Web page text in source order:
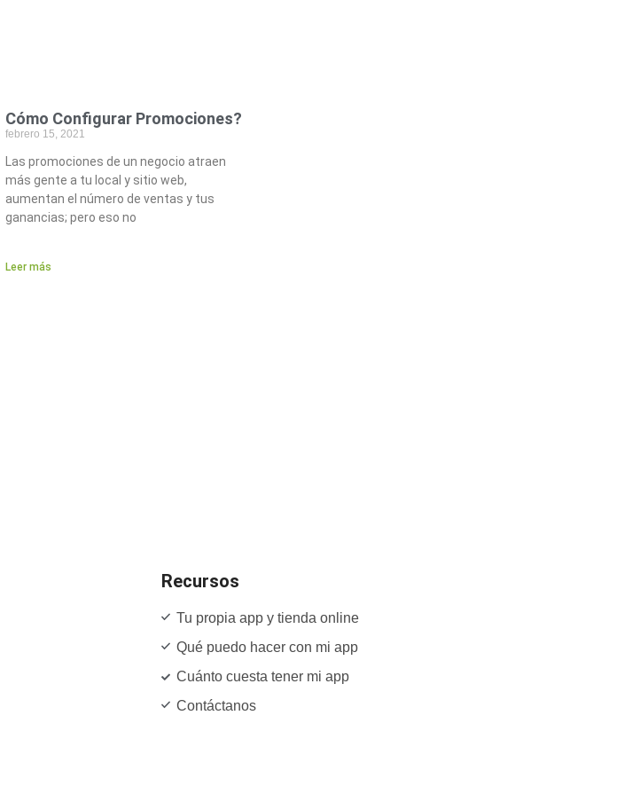
Cómo Configurar Promociones?
febrero 15, 2021
Las promociones de un negocio atraen
más gente a tu local y sitio web,
aumentan el número de ventas y tus
ganancias; pero eso no
Leer más
Recursos
Tu propia app y tienda online
Qué puedo hacer con mi app
Cuánto cuesta tener mi app
Contáctanos